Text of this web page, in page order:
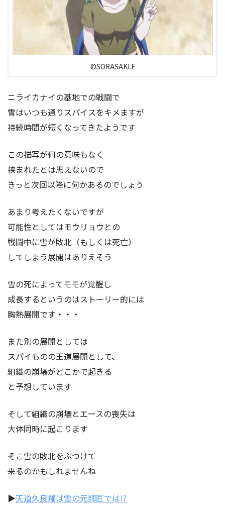
©SORASAKI.F
ニライカナイの基地での戦闘で
雪はいつも通りスパイスをキメますが
持続時間が短くなってきたようです
この描写が何の意味もなく
挟まれたとは思えないので
きっと次回以降に何かあるのでしょう
あまり考えたくないですが
可能性としてはモウリョウとの
戦闘中に雪が敗北（もしくは死亡）
してしまう展開はありえそう
雪の死によってモモが覚醒し
成長するというのはストーリー的には
胸熱展開です・・・
また別の展開としては
スパイものの王道展開として、
組織の崩壊がどこかで起きる
と予想しています
そして組織の崩壊とエースの喪失は
大体同時に起こります
そこ雪の敗北をぶつけて
来るのかもしれませんね
▶︎天道久良羅は雪の元師匠では!?